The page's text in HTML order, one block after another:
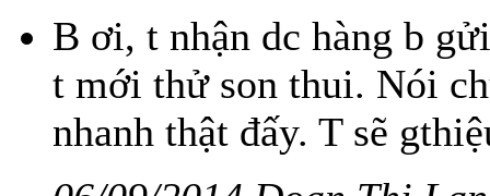
B ơi, t nhận dc hàng b
t mới thử son thui. Nói
nhanh thật đấy. T sẽ